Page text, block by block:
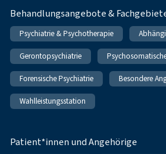
Behandlungsangebote &
Psychiatrie & Psychotherapie
Gerontopsychiatrie
Forensische Psychiatrie Besondere
Wahlleistungsstation
Patient*innen und Angehörige